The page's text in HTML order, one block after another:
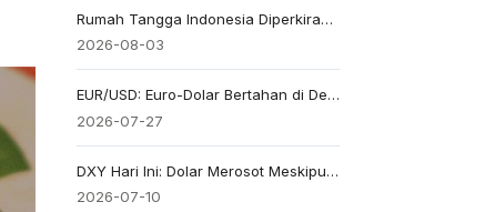
Rumah Tangga Indonesia Diperkirakan Memegang 1,800 Ton Emas. Bank Indonesia Memegang 87
2026-08-03
EUR/USD: Euro-Dolar Bertahan di Dekat 1.14 Menjelang Keputusan The Fed
2026-07-27
DXY Hari Ini: Dolar Merosot Meskipun Imbal Hasil Tinggi saat Pasar Menilai Ulang Prospek Suku Bunga
2026-07-10